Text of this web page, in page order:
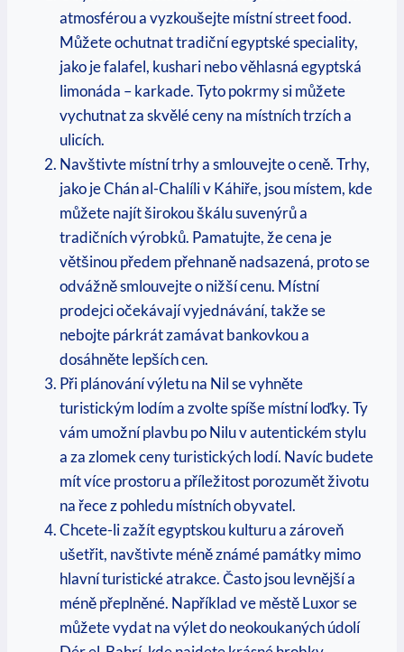
atmosférou a‌ vyzkoušejte místní street food.
Můžete ochutnat tradiční egyptské speciality,
jako ⁣je⁢ falafel, kushari nebo ‌věhlasná egyptská
limonáda – karkade. Tyto pokrmy‍ si můžete
vychutnat za skvělé ‌ceny na místních trzích⁢ a
ulicích.
Navštivte místní trhy⁣ a⁤ smlouvejte o ceně. ⁢Trhy,
jako je Chán al-Chalíli v Káhiře, jsou místem, kde⁤
můžete najít širokou ⁣škálu suvenýrů ⁣a
tradičních⁤ výrobků. Pamatujte, ⁢že cena je
většinou předem přehnaně nadsazená,​ proto se
odvážně smlouvejte ‌o nižší cenu. Místní‍
prodejci očekávají vyjednávání, takže se
‍nebojte párkrát zamávat bankovkou ‍a
dosáhněte ⁢lepších cen.
Při ⁢plánování výletu na Nil se⁣ vyhněte
turistickým lodím a zvolte spíše místní loďky. Ty
⁣vám umožní‌ plavbu po Nilu v autentickém stylu
a za zlomek⁤ ceny turistických ⁤lodí. ‌Navíc budete
mít ⁣více prostoru a ‍příležitost ⁢porozumět životu
na řece z pohledu místních obyvatel.
Chcete-li zažít egyptskou kulturu a zároveň
ušetřit, navštivte ⁢méně známé památky mimo​
hlavní ⁣turistické atrakce. Často jsou levnější a
méně přeplněné. ⁢Například ve městě ​Luxor se‌
můžete vydat na výlet do neokoukaných údolí